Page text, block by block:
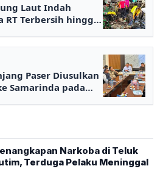
Laut Indah
RT Terbersih hingga
Paser Diusulkan
Samarinda pada
Narkoba di Teluk
Terduga Pelaku Meninggal